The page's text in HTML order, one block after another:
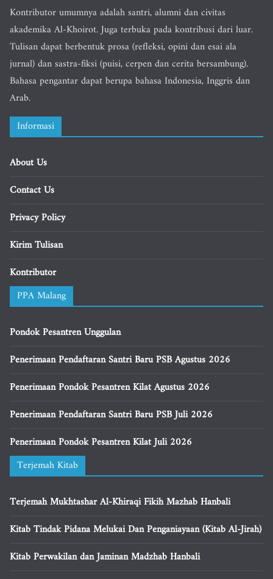
Kontributor umumnya adalah santri, alumni dan civitas
akademika Al-Khoirot. Juga terbuka pada kontribusi dari luar.
Tulisan dapat berbentuk prosa (refleksi, opini dan esai ala
jurnal) dan sastra-fiksi (puisi, cerpen dan cerita bersambung).
Bahasa pengantar dapat berupa bahasa Indonesia, Inggris dan
Arab.
Informasi
About Us
Contact Us
Privacy Policy
Kirim Tulisan
Kontributor
PPA Malang
Pondok Pesantren Unggulan
Penerimaan Pendaftaran Santri Baru PSB Agustus 2026
Penerimaan Pondok Pesantren Kilat Agustus 2026
Penerimaan Pendaftaran Santri Baru PSB Juli 2026
Penerimaan Pondok Pesantren Kilat Juli 2026
Terjemah Kitab
Terjemah Mukhtashar Al-Khiraqi Fikih Mazhab Hanbali
Kitab Tindak Pidana Melukai Dan Penganiayaan (Kitab Al-Jirah)
Kitab Perwakilan dan Jaminan Madzhab Hanbali